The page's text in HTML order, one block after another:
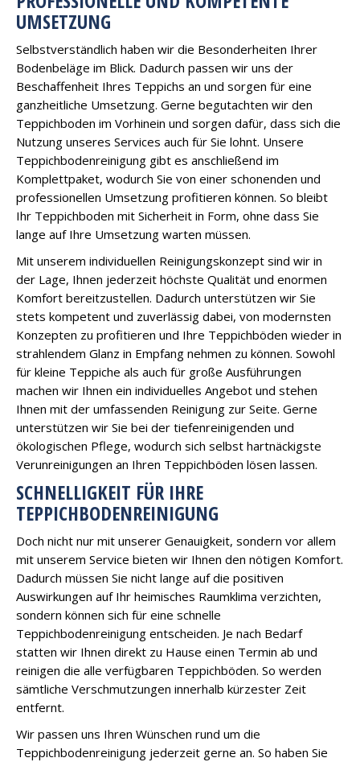
UMSETZUNG
Selbstverständlich haben wir die Besonderheiten Ihrer
Bodenbeläge im Blick. Dadurch passen wir uns der
Beschaffenheit Ihres Teppichs an und sorgen für eine
ganzheitliche Umsetzung. Gerne begutachten wir den
Teppichboden im Vorhinein und sorgen dafür, dass sich die
Nutzung unseres Services auch für Sie lohnt. Unsere
Teppichbodenreinigung gibt es anschließend im
Komplettpaket, wodurch Sie von einer schonenden und
professionellen Umsetzung profitieren können. So bleibt
Ihr Teppichboden mit Sicherheit in Form, ohne dass Sie
lange auf Ihre Umsetzung warten müssen.
Mit unserem individuellen Reinigungskonzept sind wir in
der Lage, Ihnen jederzeit höchste Qualität und enormen
Komfort bereitzustellen. Dadurch unterstützen wir Sie
stets kompetent und zuverlässig dabei, von modernsten
Konzepten zu profitieren und Ihre Teppichböden wieder in
strahlendem Glanz in Empfang nehmen zu können. Sowohl
für kleine Teppiche als auch für große Ausführungen
machen wir Ihnen ein individuelles Angebot und stehen
Ihnen mit der umfassenden Reinigung zur Seite. Gerne
unterstützen wir Sie bei der tiefenreinigenden und
ökologischen Pflege, wodurch sich selbst hartnäckigste
Verunreinigungen an Ihren Teppichböden lösen lassen.
SCHNELLIGKEIT FÜR IHRE
TEPPICHBODENREINIGUNG
Doch nicht nur mit unserer Genauigkeit, sondern vor allem
mit unserem Service bieten wir Ihnen den nötigen Komfort.
Dadurch müssen Sie nicht lange auf die positiven
Auswirkungen auf Ihr heimisches Raumklima verzichten,
sondern können sich für eine schnelle
Teppichbodenreinigung entscheiden. Je nach Bedarf
statten wir Ihnen direkt zu Hause einen Termin ab und
reinigen die alle verfügbaren Teppichböden. So werden
sämtliche Verschmutzungen innerhalb kürzester Zeit
entfernt.
Wir passen uns Ihren Wünschen rund um die
Teppichbodenreinigung jederzeit gerne an. So haben Sie